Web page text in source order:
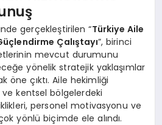
gerçekleştirilen “Türkiye Aile
Çalıştayı”, birinci
mevcut durumunu
yönelik stratejik yaklaşımlar
öne çıktı. Aile hekimliği
ve kentsel bölgelerdeki
personel motivasyonu ve
yönlü biçimde ele alındı.